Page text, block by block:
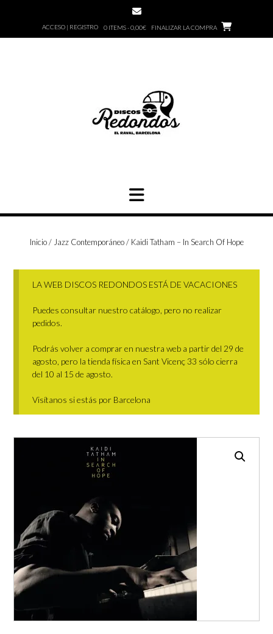
ACCESO | REGISTRO 0 ITEMS - 0,00€ FINALIZAR LA COMPRA
Inicio/ Jazz Contemporáneo/ Kaidi Tatham – In Search Of Hope
LA WEB DISCOS REDONDOS ESTÁ DE VACACIONES
Puedes consultar nuestro catálogo, pero no realizar
pedidos.
Podrás volver a comprar en nuestra web a partir del 29 de
agosto, pero la tienda física en Sant Vicenç 33 sólo cierra
del 10 al 15 de agosto.
Visítanos si estás por Barcelona